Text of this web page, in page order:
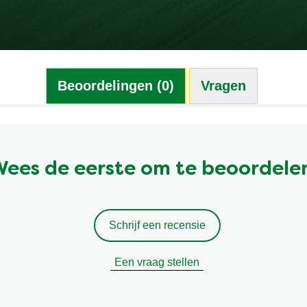
Beoordelingen (0) Vragen (0)
de eerste om te
Schrijf een recensie
Een vraag stellen